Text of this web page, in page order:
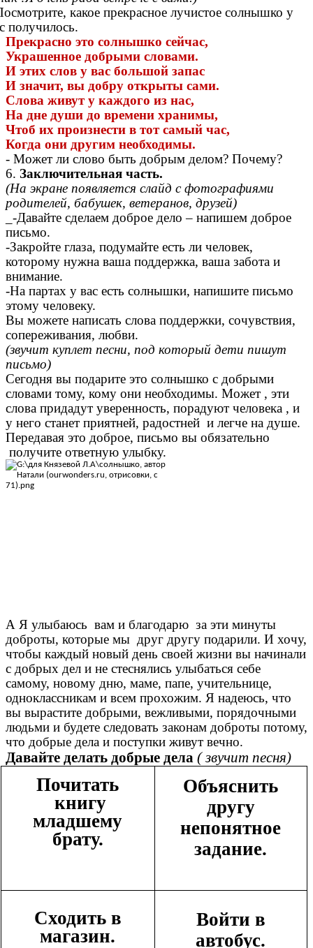
какое прекрасное лучистое солнышко у
получилось.
Прекрасно это солнышко сейчас,
Украшенное добрыми словами.
И этих слов у вас большой запас
И значит, вы добру открыты сами.
Слова живут у каждого из нас,
На дне души до времени хранимы,
Чтоб их произнести в тот самый час,
Когда они другим необходимы.
- Может ли слово быть добрым делом? Почему?
6. Заключительная часть.
(На экране появляется слайд с фотографиями
родителей, бабушек, ветеранов, друзей)
_-Давайте сделаем доброе дело – напишем доброе
письмо.
-Закройте глаза, подумайте есть ли человек,
которому нужна ваша поддержка, ваша забота и
внимание.
-На партах у вас есть солнышки, напишите письмо
этому человеку.
Вы можете написать слова поддержки, сочувствия,
сопереживания, любви.
(звучит куплет песни, под который дети пишут
письмо)
Сегодня вы подарите это солнышко с добрыми
словами тому, кому они необходимы. Может , эти
слова придадут уверенность, порадуют человека , и
у него станет приятней, радостней и легче на душе.
Передавая это доброе, письмо вы обязательно
получите ответную улыбку.
А Я улыбаюсь вам и благодарю за эти минуты
доброты, которые мы друг другу подарили. И хочу,
чтобы каждый новый день своей жизни вы начинали
с добрых дел и не стеснялись улыбаться себе
самому, новому дню, маме, папе, учительнице,
одноклассникам и всем прохожим. Я надеюсь, что
вы вырастите добрыми, вежливыми, порядочными
людьми и будете следовать законам доброты потому,
что добрые дела и поступки живут вечно.
Давайте делать добрые дела ( звучит песня)
Почитать
книгу
младшему
брату.
Объяснить
другу
непонятное
задание.
Сходить в
магазин.
Войти в
автобус.